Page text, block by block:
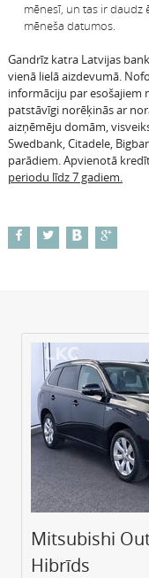
mēnesī, un tas ir daudz
mēneša datumos.
Gandrīz katra Latvijas
vienā lielā aizdevumā.
informāciju par esošajiem
patstāvīgi norēķinās ar
aizņēmēju domām,
Swedbank, Citadele,
parādiem. Apvienotā
periodu līdz 7 gadiem.
Mitsubishi
Hibrīds